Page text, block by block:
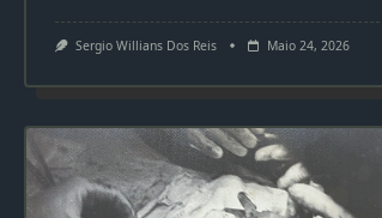
Sergio Willians Dos Reis Maio 24, 2026